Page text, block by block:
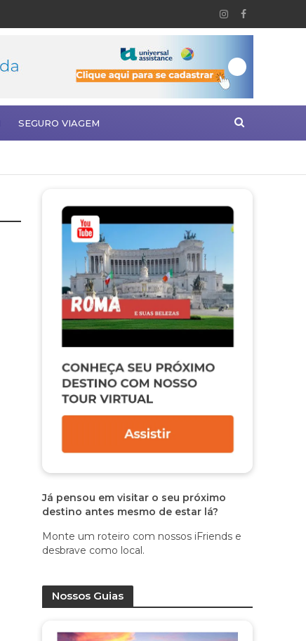
SEGURO VIAGEM
Já pensou em visitar o seu próximo
destino antes mesmo de estar lá?
Monte um roteiro com nossos iFriends e
desbrave como local.
Nossos Guias